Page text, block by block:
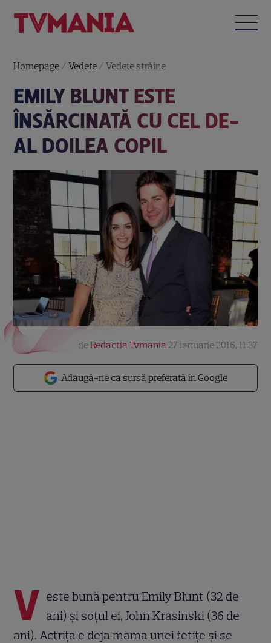
Homepage /Vedete /Vedete străine
EMILY BLUNT ESTE
ÎNSĂRCINATĂ CU CEL DE-
AL DOILEA COPIL
Adaugă-ne ca sursă preferată în Google
deRedactia Tvmania 27 ianuarie 2016, 11:37
V este bună pentru Emily Blunt (32 de
ani) și soțul ei, John Krasinski (36 de
ani). Actrița e deja mama unei fetițe și se